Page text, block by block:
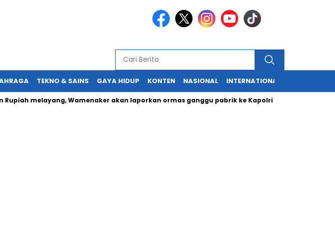
TEKNO & SAINS GAYA HIDUP KONTEN NASIONAL INTERNATIONAL
melayang, Wamenaker akan laporkan ormas ganggu pabrik ke Kapolri Cabup dan Cawali